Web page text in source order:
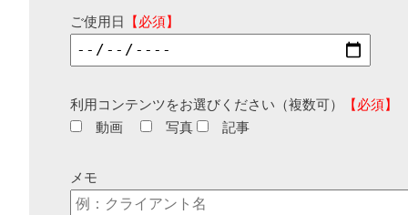
ご使用日 【必須】
利用コンテンツをお選びください（複数可）
【必須】
動画
写真 記事
メモ